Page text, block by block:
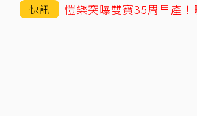
快訊 愷樂突曝雙寶35周早產